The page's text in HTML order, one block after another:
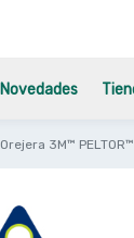
Novedades
Orejera 3M™